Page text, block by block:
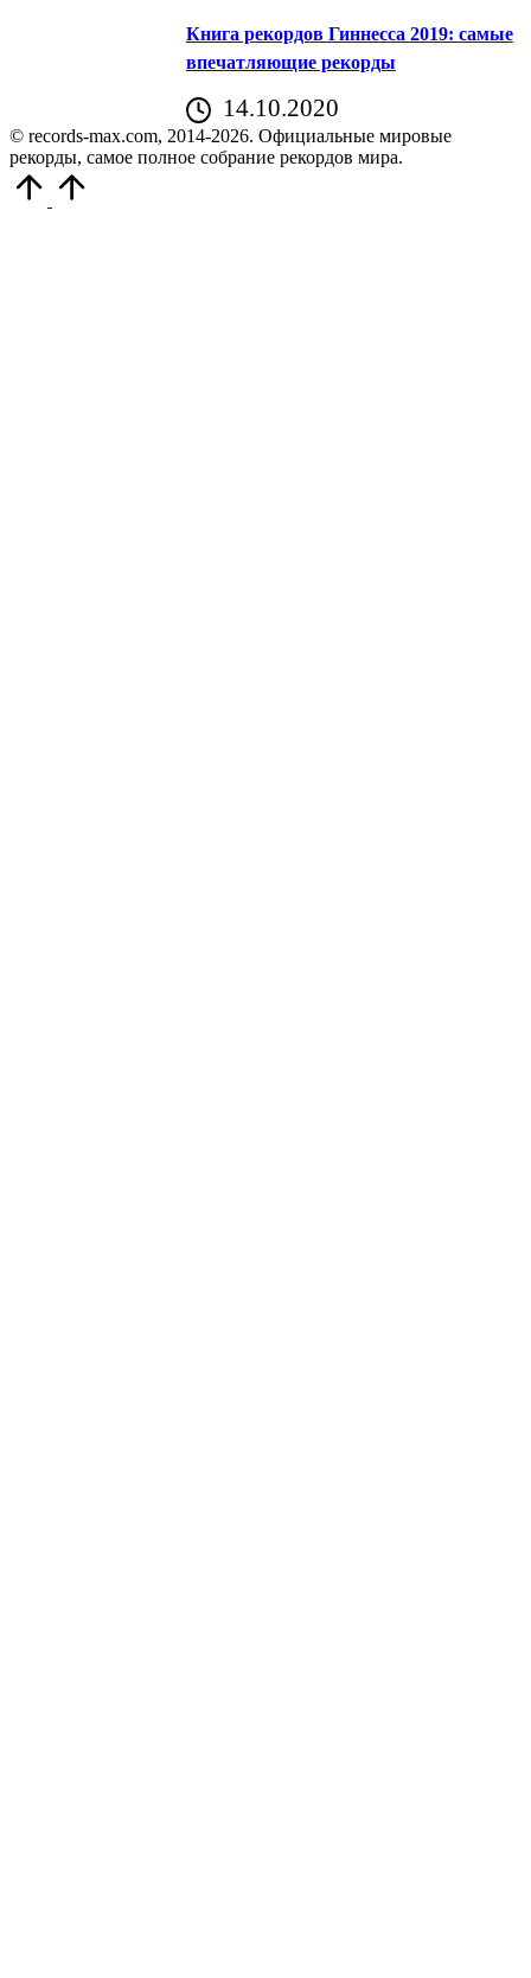
Книга рекордов Гиннесса 2019: самые
впечатляющие рекорды
14.10.2020
© records-max.com, 2014-2026. Официальные мировые
рекорды, самое полное собрание рекордов мира.